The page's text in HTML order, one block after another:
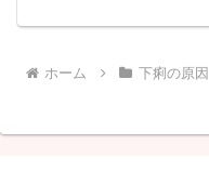
ホーム 下痢の原因